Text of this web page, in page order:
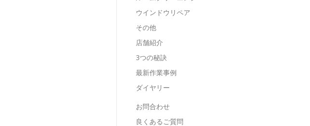
ウインドウリペア
その他
店舗紹介
3つの秘訣
最新作業事例
ダイヤリー
お問合わせ
良くあるご質問